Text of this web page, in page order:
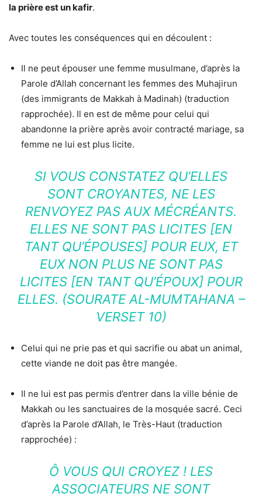
la prière est un kafir.
Avec toutes les conséquences qui en découlent :
Il ne peut épouser une femme musulmane, d’après la
Parole d’Allah concernant les femmes des Muhajirun
(des immigrants de Makkah à Madinah) (traduction
rapprochée). Il en est de même pour celui qui
abandonne la prière après avoir contracté mariage, sa
femme ne lui est plus licite.
SI VOUS CONSTATEZ QU’ELLES
SONT CROYANTES, NE LES
RENVOYEZ PAS AUX MÉCRÉANTS.
ELLES NE SONT PAS LICITES [EN
TANT QU’ÉPOUSES] POUR EUX, ET
EUX NON PLUS NE SONT PAS
LICITES [EN TANT QU’ÉPOUX] POUR
ELLES. (SOURATE AL-MUMTAHANA –
VERSET 10)
Celui qui ne prie pas et qui sacrifie ou abat un animal,
cette viande ne doit pas être mangée.
Il ne lui est pas permis d’entrer dans la ville bénie de
Makkah ou les sanctuaires de la mosquée sacré. Ceci
d’après la Parole d’Allah, le Très-Haut (traduction
rapprochée) :
Ô VOUS QUI CROYEZ ! LES
ASSOCIATEURS NE SONT